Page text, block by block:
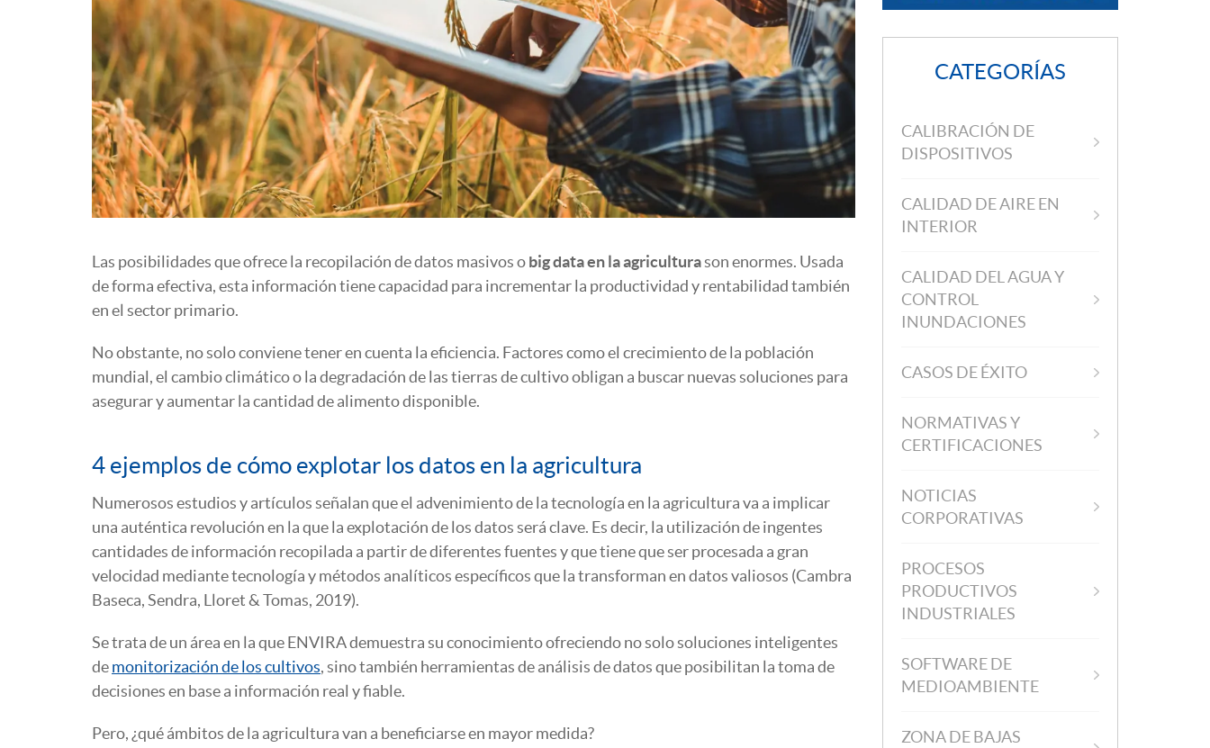
Las posibilidades que ofrece la recopilación de datos masivos obig data en la agriculturason enormes. Usada
de forma efectiva, esta información tiene capacidad para incrementar la productividad y rentabilidad también
en el sector primario.
No obstante, no solo conviene tener en cuenta la eficiencia. Factores como el crecimiento de la población
mundial, el cambio climático o la degradación de las tierras de cultivo obligan a buscar nuevas soluciones para
asegurar y aumentar la cantidad de alimento disponible.
4 ejemplos de cómo explotar los datos en la agricultura
Numerosos estudios y artículos señalan que el advenimiento de la tecnología en la agricultura va a implicar
una auténtica revolución en la que la explotación de los datos será clave. Es decir, la utilización de ingentes
cantidades de información recopilada a partir de diferentes fuentes y que tiene que ser procesada a gran
velocidad mediante tecnología y métodos analíticos específicos que la transforman en datos valiosos (Cambra
Baseca, Sendra, Lloret & Tomas, 2019).
Se trata de un área en la que ENVIRA demuestra su conocimiento ofreciendo no solo soluciones inteligentes
demonitorización de los cultivos, sino también herramientas de análisis de datos que posibilitan la toma de
decisiones en base a información real y fiable.
Pero, ¿qué ámbitos de la agricultura van a beneficiarse en mayor medida?
CATEGORÍAS
CALIBRACIÓN DE
DISPOSITIVOS
CALIDAD DE AIRE EN
INTERIOR
CALIDAD DEL AGUA Y
CONTROL
INUNDACIONES
CASOS DE ÉXITO
NORMATIVAS Y
CERTIFICACIONES
NOTICIAS
CORPORATIVAS
PROCESOS
PRODUCTIVOS
INDUSTRIALES
SOFTWARE DE
MEDIOAMBIENTE
ZONA DE BAJAS